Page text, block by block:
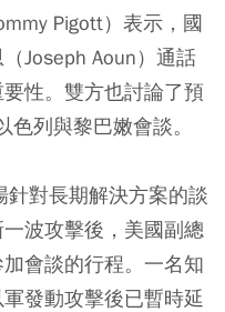
Pigott）表示，國
Joseph Aoun）通話
性。雙方也討論了預
列與黎巴嫩會談。
對長期解決方案的談
波攻擊後，美國副總
會談的行程。一名知
發動攻擊後已暫時延